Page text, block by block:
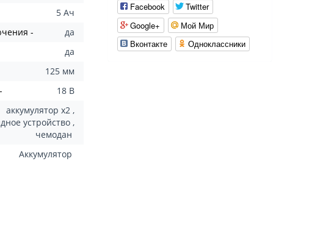
5 Ач
-
да
да
125 мм
18 В
аккумулятор x2 ,
устройство ,
чемодан
Аккумулятор
Facebook
Twitter
Google+
Мой Мир
Вконтакте
Одноклассники